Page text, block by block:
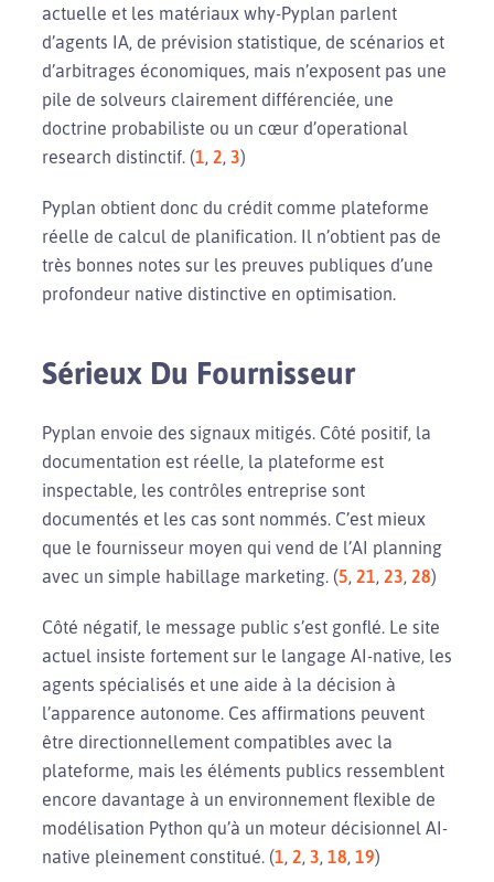
actuelle et les matériaux why-Pyplan parlent
d’agents IA, de prévision statistique, de scénarios et
d’arbitrages économiques, mais n’exposent pas une
pile de solveurs clairement différenciée, une
doctrine probabiliste ou un cœur d’operational
research distinctif. (1, 2, 3)
Pyplan obtient donc du crédit comme plateforme
réelle de calcul de planification. Il n’obtient pas de
très bonnes notes sur les preuves publiques d’une
profondeur native distinctive en optimisation.
Sérieux Du Fournisseur
Pyplan envoie des signaux mitigés. Côté positif, la
documentation est réelle, la plateforme est
inspectable, les contrôles entreprise sont
documentés et les cas sont nommés. C’est mieux
que le fournisseur moyen qui vend de l’AI planning
avec un simple habillage marketing. (5, 21, 23, 28)
Côté négatif, le message public s’est gonflé. Le site
actuel insiste fortement sur le langage AI-native, les
agents spécialisés et une aide à la décision à
l’apparence autonome. Ces affirmations peuvent
être directionnellement compatibles avec la
plateforme, mais les éléments publics ressemblent
encore davantage à un environnement flexible de
modélisation Python qu’à un moteur décisionnel AI-
native pleinement constitué. (1, 2, 3, 18, 19)